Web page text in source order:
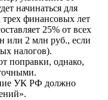
начинаться для
трех финансовых лет
25% от всех
или 2 млн руб., если
налогов).
поправки, однако,
УК РФ должно